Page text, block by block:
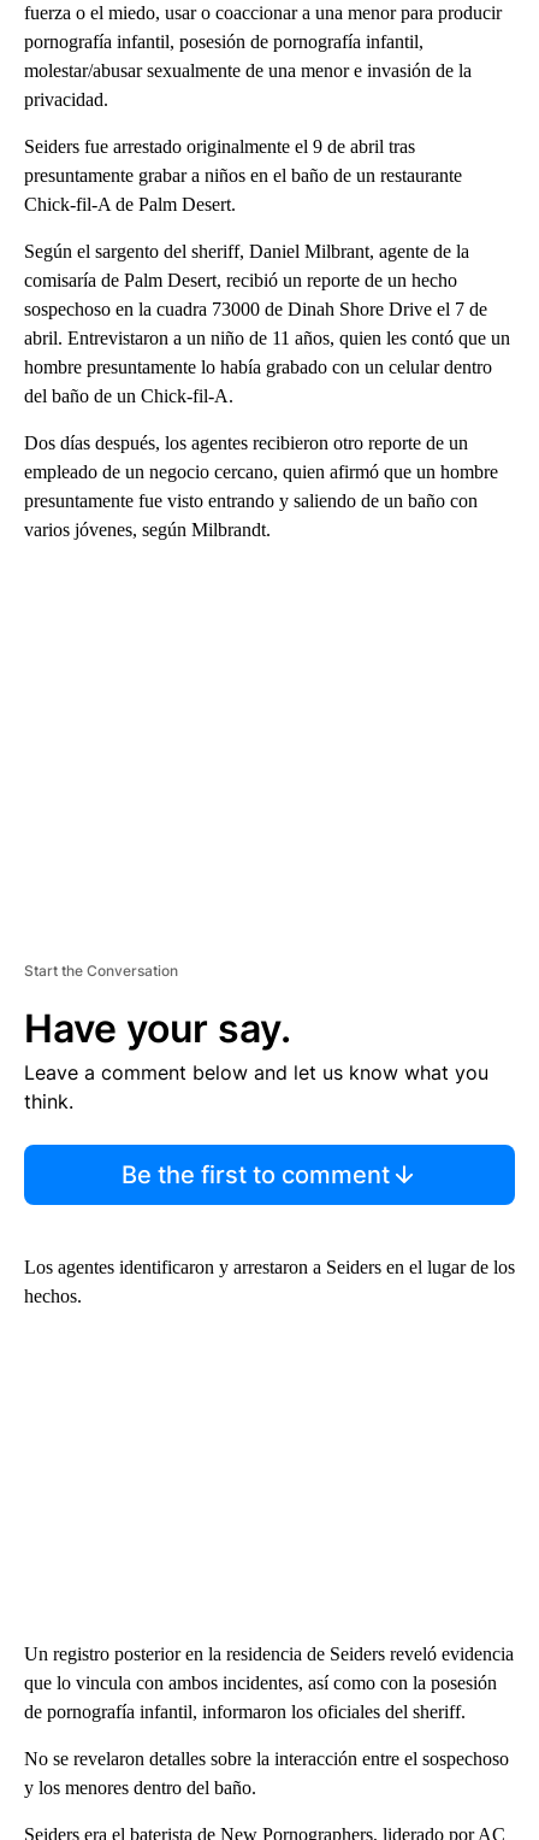
fuerza o el miedo, usar o coaccionar a una menor para producir
pornografía infantil, posesión de pornografía infantil,
molestar/abusar sexualmente de una menor e invasión de la
privacidad.
Seiders fue arrestado originalmente el 9 de abril tras
presuntamente grabar a niños en el baño de un restaurante
Chick-fil-A de Palm Desert.
Según el sargento del sheriff, Daniel Milbrant, agente de la
comisaría de Palm Desert, recibió un reporte de un hecho
sospechoso en la cuadra 73000 de Dinah Shore Drive el 7 de
abril. Entrevistaron a un niño de 11 años, quien les contó que un
hombre presuntamente lo había grabado con un celular dentro
del baño de un Chick-fil-A.
Dos días después, los agentes recibieron otro reporte de un
empleado de un negocio cercano, quien afirmó que un hombre
presuntamente fue visto entrando y saliendo de un baño con
varios jóvenes, según Milbrandt.
Start the Conversation
Have your say.
Leave a comment below and let us know what you
think.
Be the first to comment
Los agentes identificaron y arrestaron a Seiders en el lugar de los
hechos.
Un registro posterior en la residencia de Seiders reveló evidencia
que lo vincula con ambos incidentes, así como con la posesión
de pornografía infantil, informaron los oficiales del sheriff.
No se revelaron detalles sobre la interacción entre el sospechoso
y los menores dentro del baño.
Seiders era el baterista de New Pornographers, liderado por AC